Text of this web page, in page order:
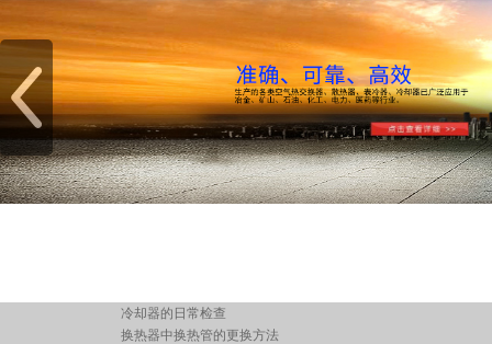
冷却器的日常检查
换热器中换热管的更换方法